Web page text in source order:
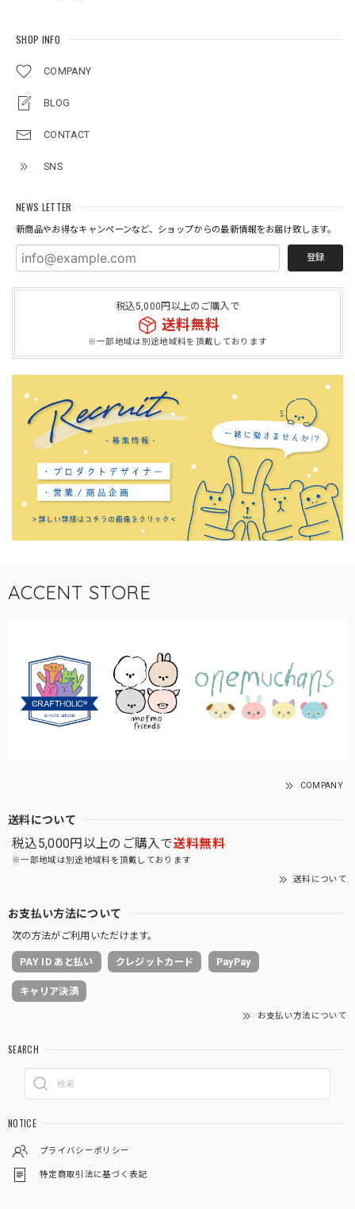
SHOP INFO
COMPANY
BLOG
CONTACT
SNS
NEWS LETTER
新商品やお得なキャンペーンなど、ショップからの最新情報をお届け致します。
登録
税込5,000円以上のご購入で
送料無料
※一部地域は別途地域料を頂戴しております
ACCENT STORE
COMPANY
送料について
税込5,000円以上のご購入で送料無料
※一部地域は別途地域料を頂戴しております
送料について
お支払い方法について
次の方法がご利用いただけます。
PAY ID あと払い クレジットカード PayPay
キャリア決済
お支払い方法について
SEARCH
NOTICE
プライバシーポリシー
特定商取引法に基づく表記